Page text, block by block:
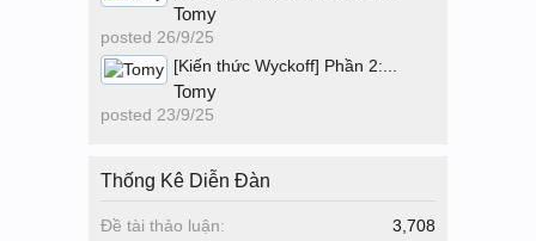
Tomy
posted 26/9/25
[Kiến thức Wyckoff] Phần 2:...
Tomy
posted 23/9/25
Thống Kê Diễn Đàn
Đề tài thảo luận: 3,708